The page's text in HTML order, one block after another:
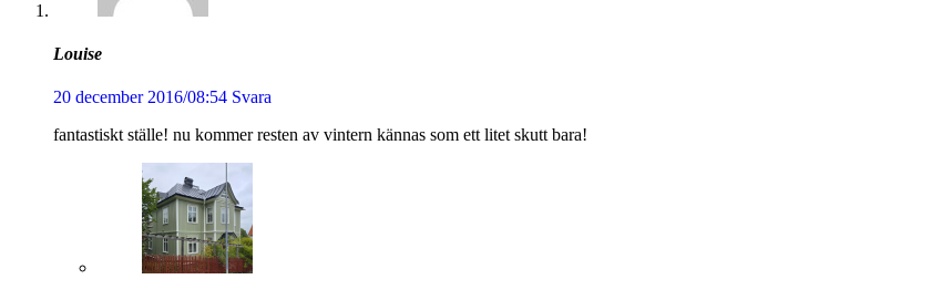
Louise
20 december 2016/08:54 Svara
fantastiskt ställe! nu kommer resten av vintern kännas som ett litet skutt bara!